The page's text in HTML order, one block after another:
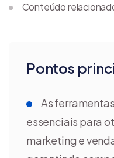
Pontos
As
essenciais para
marketing e
Conteúdo